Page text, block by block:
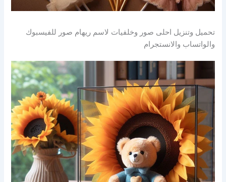
تحميل وتنزيل احلى صور وخلفيات لاسم ريهام صور للفيسبوك
والواتساب والانستجرام